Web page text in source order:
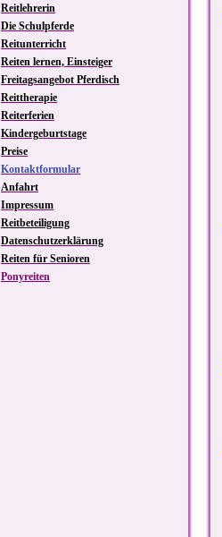
Reitlehrerin
Die Schulpferde
Reitunterricht
Reiten lernen, Einsteiger
Freitagsangebot Pferdisch
Reittherapie
Reiterferien
Kindergeburtstage
Preise
Kontaktformular
Anfahrt
Impressum
Reitbeteiligung
Datenschutzerklärung
Reiten für Senioren
Ponyreiten